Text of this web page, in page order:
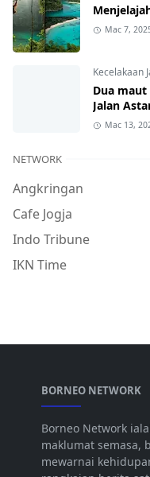
Mac 7,
Kecelakaan
Dua
Jalan
Mac 13,
NETWORK
Angkringan
Cafe Jogja
Indo Tribune
IKN Time
BORNEO NETWORK
Borneo Network
maklumat semasa,
mewarnai